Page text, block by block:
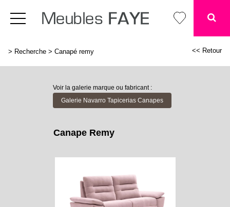
> Recherche > Canapé remy << Retour
Voir la galerie marque ou fabricant :
Galerie Navarro Tapicerias Canapes
Canape Remy